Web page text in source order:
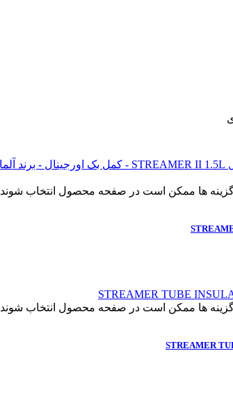
گزینه ها ممکن است در صفحه محصول انتخاب شوند
گزینه ها ممکن است در صفحه محصول انتخاب شوند